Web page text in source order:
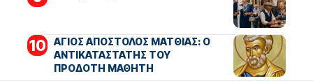
ΑΓΙΟΣ ΑΠΟΣΤΟΛΟΣ ΜΑΤΘΙΑΣ: Ο
ΑΝΤΙΚΑΤΑΣΤΑΤΗΣ ΤΟΥ
ΠΡΟΔΟΤΗ ΜΑΘΗΤΗ